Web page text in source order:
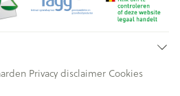
Privacy disclaimer Cookies